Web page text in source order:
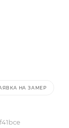
НА ЗАМЕР